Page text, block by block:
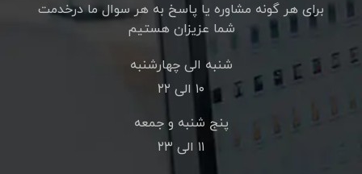
برای هر گونه مشاوره یا پاسخ به هر سوال ما درخدمت
شما عزیزان هستیم
شنبه الی چهارشنبه
۱۰ الی ۲۲
پنج شنبه و جمعه
۱۱ الی ۲۳